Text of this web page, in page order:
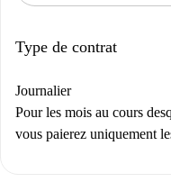
Type de contrat
Journalier
Pour les mois au cours
vous paierez uniquement